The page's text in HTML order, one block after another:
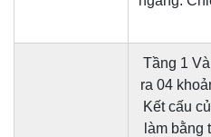
Tầng 1
ra 04
Kết cấu
làm bằng